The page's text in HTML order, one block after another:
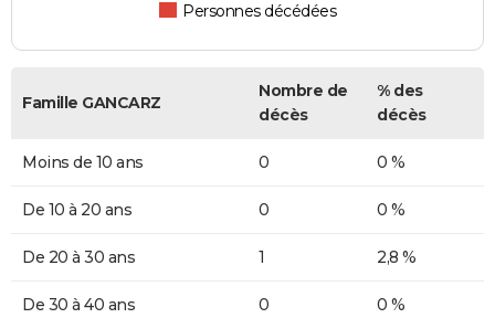
Personnes décédées
Famille GANCARZ
Nombre de
décès
% des
décès
Moins de 10 ans 0 0 %
De 10 à 20 ans 0 0 %
De 20 à 30 ans 1 2,8 %
De 30 à 40 ans 0 0 %